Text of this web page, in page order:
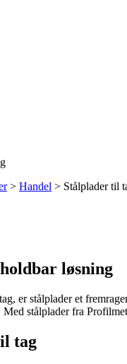
> Handel > Stålplader til
løsning
er stålplader et
stålplader fra
tag